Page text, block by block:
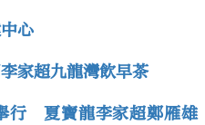
心
家超九龍灣飲早茶
行 夏寶龍李家超鄭雁雄